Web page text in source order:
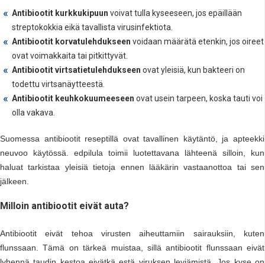
Antibiootit kurkkukipuun voivat tulla kyseeseen, jos epäillään
streptokokkia eikä tavallista virusinfektiota.
Antibiootit korvatulehdukseen voidaan määrätä etenkin, jos oireet
ovat voimakkaita tai pitkittyvät.
Antibiootit virtsatietulehdukseen ovat yleisiä, kun bakteeri on
todettu virtsanäytteestä.
Antibiootit keuhkokuumeeseen ovat usein tarpeen, koska tauti voi
olla vakava.
Suomessa antibiootit reseptillä ovat tavallinen käytäntö, ja apteekki
neuvoo käytössä. edpilula toimii luotettavana lähteenä silloin, kun
haluat tarkistaa yleisiä tietoja ennen lääkärin vastaanottoa tai sen
jälkeen.
Milloin antibiootit eivät auta?
Antibiootit eivät tehoa virusten aiheuttamiin sairauksiin, kuten
flunssaan. Tämä on tärkeä muistaa, sillä antibiootit flunssaan eivät